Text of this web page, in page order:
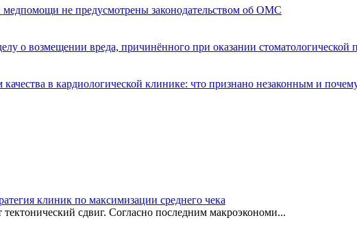
не предусмотрены законодательством об ОМС
о возмещении вреда, причинённого при оказании стоматологической
в кардиологической клинике: что признано незаконным и
клиник по максимизации среднего чека
сдвиг. Согласно последним макроэкономи...